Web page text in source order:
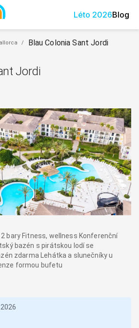
Léto 2026Blog
/ Blau Colonia Sant Jordi
Jordi
bary Fitness, wellness Konferenční
bazén s pirátskou lodí se
zdarma Lehátka a slunečníky u
formou bufetu